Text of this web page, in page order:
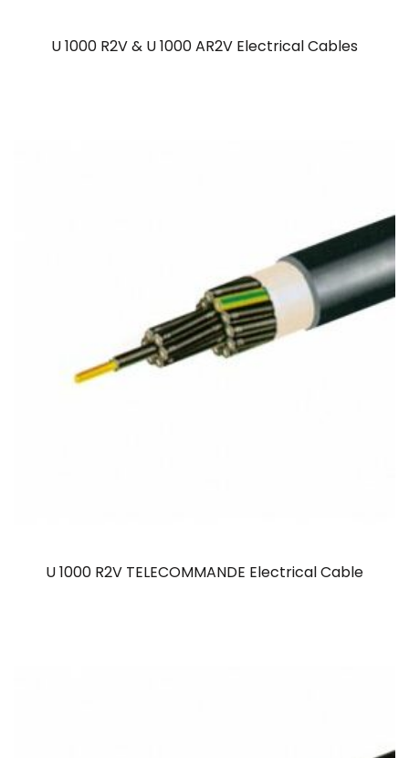
U 1000 R2V & U 1000 AR2V Electrical Cables
U 1000 R2V TELECOMMANDE Electrical Cable